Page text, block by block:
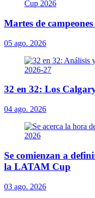
Martes de
05 ago. 2026
32 en 32: Los
04 ago. 2026
Se comienzan a
la LATAM Cup
03 ago. 2026